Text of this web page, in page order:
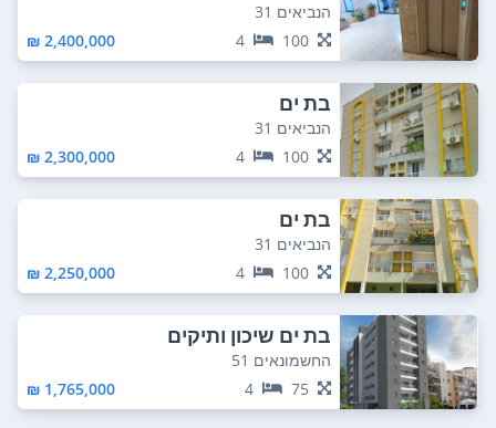
הנביאים 31
100
4
2,400,000 ₪
בת ים
הנביאים 31
100
4
2,300,000 ₪
בת ים
הנביאים 31
100
4
2,250,000 ₪
בת ים שיכון ותיקים
החשמונאים 51
75
4
1,765,000 ₪